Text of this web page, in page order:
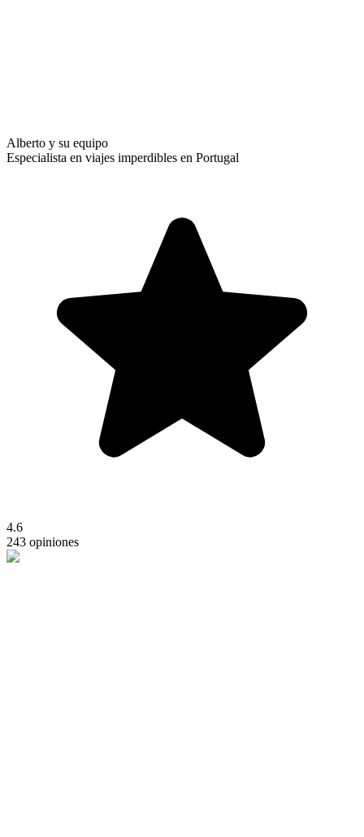
Alberto y su equipo
Especialista en viajes imperdibles en Portugal
4.6
243 opiniones